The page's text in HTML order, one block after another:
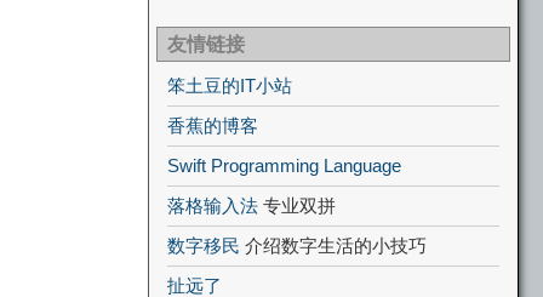
友情链接
笨土豆的IT小站
香蕉的博客
Swift Programming Language
落格输入法 专业双拼
数字移民 介绍数字生活的小技巧
扯远了